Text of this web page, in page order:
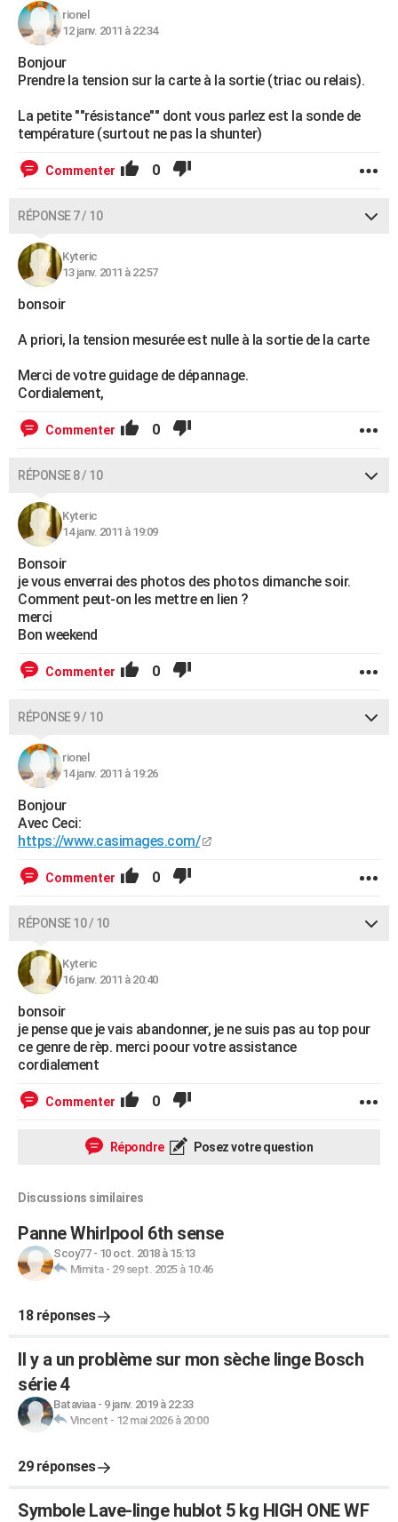
rionel
12 janv. 2011 à 22:34
Bonjour
Prendre la tension sur la carte à la sortie (triac ou relais).
La petite ""résistance"" dont vous parlez est la sonde de
température (surtout ne pas la shunter)
Commenter 0
RÉPONSE 7 / 10
Kyteric
13 janv. 2011 à 22:57
bonsoir
A priori, la tension mesurée est nulle à la sortie de la carte
Merci de votre guidage de dépannage.
Cordialement,
Commenter 0
RÉPONSE 8 / 10
Kyteric
14 janv. 2011 à 19:09
Bonsoir
je vous enverrai des photos des photos dimanche soir.
Comment peut-on les mettre en lien ?
merci
Bon weekend
Commenter 0
RÉPONSE 9 / 10
rionel
14 janv. 2011 à 19:26
Bonjour
Avec Ceci:
https://www.casimages.com/
Commenter 0
RÉPONSE 10 / 10
Kyteric
16 janv. 2011 à 20:40
bonsoir
je pense que je vais abandonner, je ne suis pas au top pour
ce genre de rèp. merci poour votre assistance
cordialement
Commenter 0
Répondre Posez votre question
Discussions similaires
Panne Whirlpool 6th sense
Scoy77- 10 oct. 2018 à 15:13
Mimita- 29 sept. 2025 à 10:46
18 réponses
Il y a un problème sur mon sèche linge Bosch
série 4
Bataviaa- 9 janv. 2019 à 22:33
Vincent - 12 mai 2026 à 20:00
29 réponses
Symbole Lave-linge hublot 5 kg HIGH ONE WF